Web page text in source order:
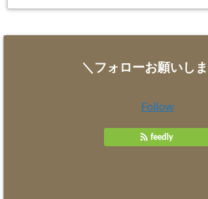
＼フォローお願いし
Follow
feedly